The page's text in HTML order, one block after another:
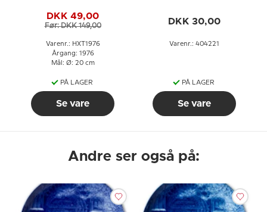
DKK 49,00
Før: DKK 149,00
Varenr.: HXT1976
Årgang: 1976
Mål: Ø: 20 cm
PÅ LAGER
Se vare
DKK 30,00
Varenr.: 404221
PÅ LAGER
Se vare
Andre ser også på: